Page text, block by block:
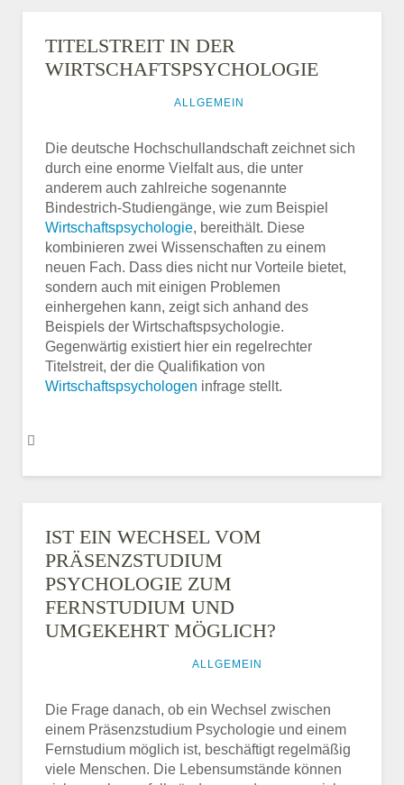
TITELSTREIT IN DER
WIRTSCHAFTSPSYCHOLOGIE
ALLGEMEIN
Die deutsche Hochschullandschaft zeichnet sich
durch eine enorme Vielfalt aus, die unter
anderem auch zahlreiche sogenannte
Bindestrich-Studiengänge, wie zum Beispiel
Wirtschaftspsychologie, bereithält. Diese
kombinieren zwei Wissenschaften zu einem
neuen Fach. Dass dies nicht nur Vorteile bietet,
sondern auch mit einigen Problemen
einhergehen kann, zeigt sich anhand des
Beispiels der Wirtschaftspsychologie.
Gegenwärtig existiert hier ein regelrechter
Titelstreit, der die Qualifikation von
Wirtschaftspsychologen infrage stellt.
IST EIN WECHSEL VOM
PRÄSENZSTUDIUM
PSYCHOLOGIE ZUM
FERNSTUDIUM UND
UMGEKEHRT MÖGLICH?
ALLGEMEIN
Die Frage danach, ob ein Wechsel zwischen
einem Präsenzstudium Psychologie und einem
Fernstudium möglich ist, beschäftigt regelmäßig
viele Menschen. Die Lebensumstände können